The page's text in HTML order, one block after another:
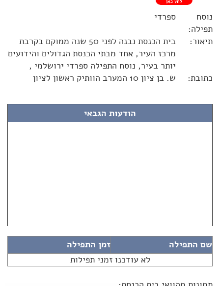
לחץ כאן
נוסח
תפילה:
ספרדי
תיאור:
בית הכנסת נבנה לפני 50 שנה ממוקם בקרבת
מרכז העיר, אחד מבתי הכנסת הגדולים והידועים
יותר בעיר, נוסח התפילה ספרדי ירושלמי ,
כתובת:
ש. בן ציון 10 המערב הוותיק ראשון לציון
הודעות הגבאי
שם התפילה
זמן התפילה
לא עודכנו זמני תפילות